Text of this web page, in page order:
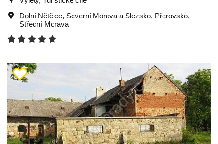
Dolní Nětčice, Severní Morava a Slezsko, Přerovsko,
Střední Morava